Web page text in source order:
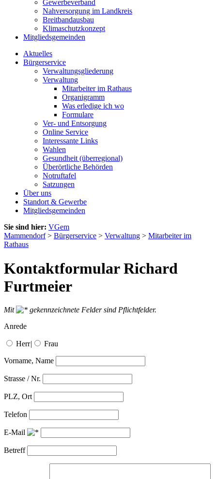
Gewerbeverband
Nahversorgung im Landkreis
Breitbandausbau
Klimaschutzkonzept
Mitgliedsgemeinden
Aktuelles
Bürgerservice
Verwaltungsgliederung
Verwaltung
Mitarbeiter im Rathaus
Organigramm
Was erledige ich wo
Formulare
Ver- und Entsorgung
Online Service
Interessante Links
Wahlen
Gesundheit (überregional)
Überörtliche Behörden
Notruftafel
Satzungen
Über uns
Standort & Gewerbe
Mitgliedsgemeinden
Sie sind hier: VGem
Mammendorf> Bürgerservice > Verwaltung > Mitarbeiter im
Rathaus
Kontaktformular Richard
Furtmeier
Mit
gekennzeichnete Felder sind Pflichtfelder.
Anrede
Herr| Frau
Vorname, Name
Strasse / Nr.
PLZ, Ort
Telefon
E-Mail
Betreff